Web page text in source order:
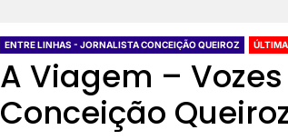
ENTRE LINHAS - JORNALISTA CONCEIÇÃO QUEIROZ
A Viagem –
Conceição